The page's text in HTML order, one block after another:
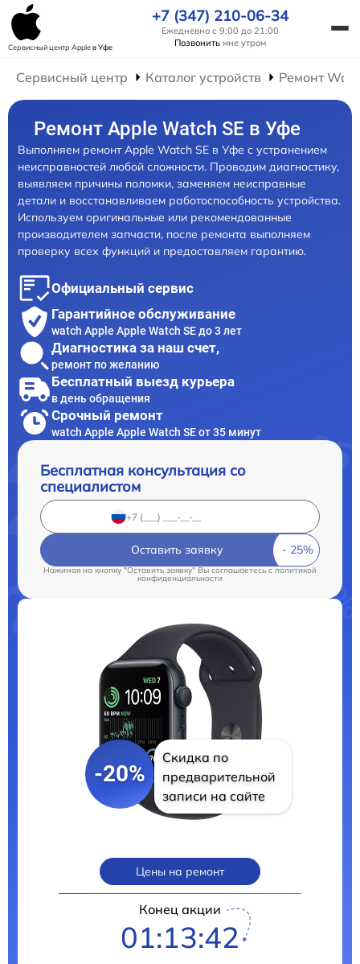
Сервисный центр Appleв Уфе
+7 (347) 210-06-34
Ежедневно с 9:00 до 21:00
Позвонить мне утром
Сервисный центр Каталог устройств Ремонт
Ремонт Apple Watch SE в Уфе
Выполняем ремонт Apple Watch SE в Уфе с устранением
неисправностей любой сложности. Проводим диагностику,
выявляем причины поломки, заменяем неисправные
детали и восстанавливаем работоспособность устройства.
Используем оригинальные или рекомендованные
производителем запчасти, после ремонта выполняем
проверку всех функций и предоставляем гарантию.
Официальный сервис
Гарантийное обслуживание
watch Apple Apple Watch SE до 3 лет
Диагностика за наш счет,
ремонт по желанию
Бесплатный выезд курьера
в день обращения
Срочный ремонт
watch Apple Apple Watch SE от 35 минут
Бесплатная консультация со
специалистом
Оставить заявку
Нажимая на кнопку "Оставить заявку" Вы соглашаетесь cполитикой
конфиденциальности
-20%
Скидка по
предварительной
записи на сайте
Цены на ремонт
Конец акции
01:13:40